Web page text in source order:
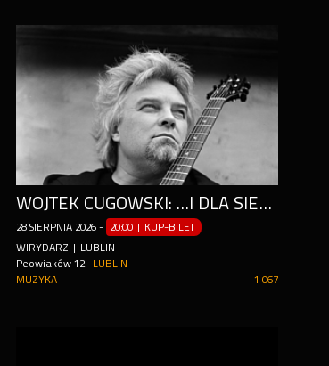
WOJTEK CUGOWSKI: …I DLA SIEBIE ZACZNIJ ŻYĆ! DUET AKUSTYCZNY CUGOWSKI & JOŃCZYK
28 SIERPNIA 2026 - 20:00 | KUP-BILET
WIRYDARZ | LUBLIN
Peowiaków 12
LUBLIN
1 067
MUZYKA